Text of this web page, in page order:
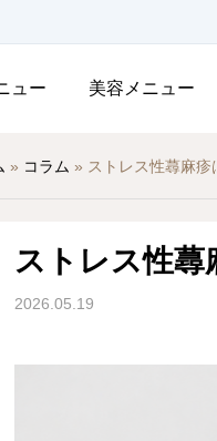
ュー 美容メニュー
» コラム » ストレス性蕁麻
ストレス性蕁
2026.05.19